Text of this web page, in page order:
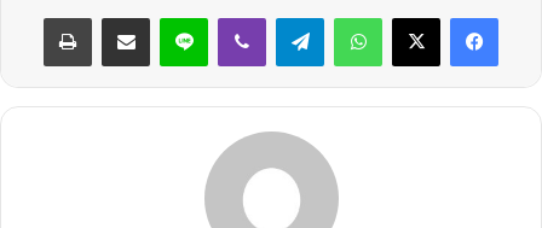
واتساب تيلقرام ڤايبر لاين مشاركة عبر البريد طباعة